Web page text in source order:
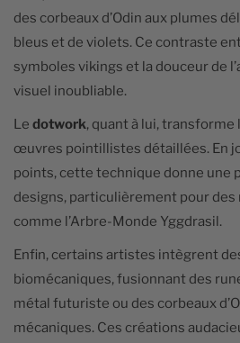
des corbeaux d’Odin aux plumes
bleus et de violets. Ce contraste
symboles vikings et la douceur de
visuel inoubliable.
Le dotwork, quant à lui,
œuvres pointillistes détaillées. En
points, cette technique donne une
designs, particulièrement pour
comme l’Arbre-Monde Yggdrasil.
Enfin, certains artistes intègrent
biomécaniques, fusionnant des
métal futuriste ou des corbeaux
mécaniques. Ces créations